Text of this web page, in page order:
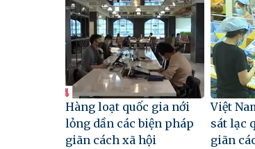
Hàng loạt quốc gia nới
lỏng dần các biện pháp
giãn cách xã hội
Việt
sát lạc
giãn